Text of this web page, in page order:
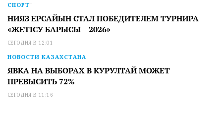
СПОРТ
НИЯЗ ЕРСАЙЫН СТАЛ ПОБЕДИТЕЛЕМ ТУРНИРА
«ЖЕТІСУ БАРЫСЫ – 2026»
СЕГОДНЯ В 12:01
НОВОСТИ КАЗАХСТАНА
ЯВКА НА ВЫБОРАХ В КУРУЛТАЙ МОЖЕТ
ПРЕВЫСИТЬ 72%
СЕГОДНЯ В 11:16